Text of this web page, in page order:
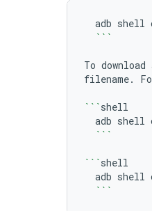
adb shell
```
To download
filename.
```
adb shell
```
```
adb shell
```